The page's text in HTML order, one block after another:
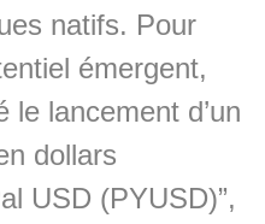
natifs. Pour
émergent,
le lancement d’un
dollars
USD (PYUSD)”,